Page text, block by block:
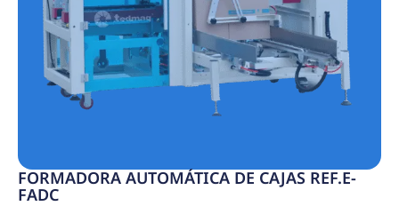
FORMADORA AUTOMÁTICA DE CAJAS REF.E-
FADC